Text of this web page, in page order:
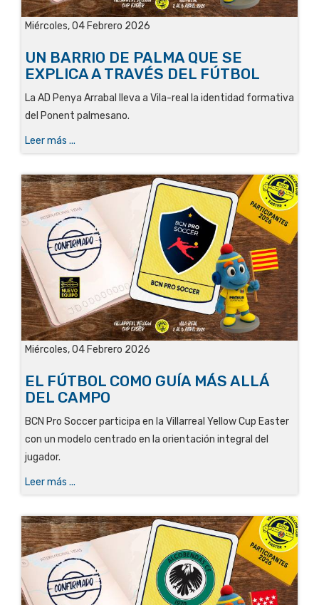
Miércoles, 04 Febrero 2026
UN BARRIO DE PALMA QUE SE
EXPLICA A TRAVÉS DEL FÚTBOL
La AD Penya Arrabal lleva a Vila-real la identidad formativa
del Ponent palmesano.
Leer más ...
Miércoles, 04 Febrero 2026
EL FÚTBOL COMO GUÍA MÁS ALLÁ
DEL CAMPO
BCN Pro Soccer participa en la Villarreal Yellow Cup Easter
con un modelo centrado en la orientación integral del
jugador.
Leer más ...